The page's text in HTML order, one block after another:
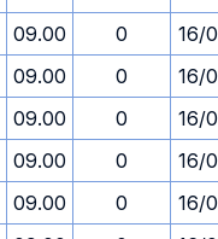
09.00 0
16/
09.00 0
16/
09.00 0
16/
09.00 0
16/
09.00 0
16/